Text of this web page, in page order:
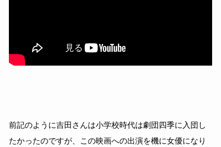
前記のように吉田さんは小学校時代は劇団四季に入団し
たかったのですが、この映画への出演を機に女優になり